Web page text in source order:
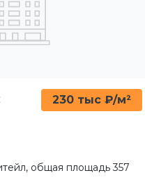
230 тыс ₽/м²
общая площадь 357